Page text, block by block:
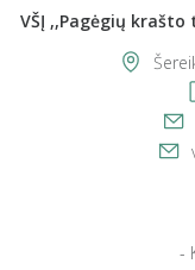
VŠĮ ,,Pagėgių